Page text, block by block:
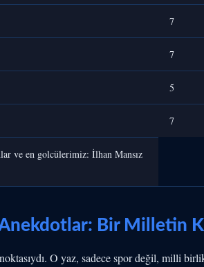
7
7
5
7
ve en golcülerimiz: İlhan Mansız
Bir Milletin
O yaz, sadece spor değil, milli